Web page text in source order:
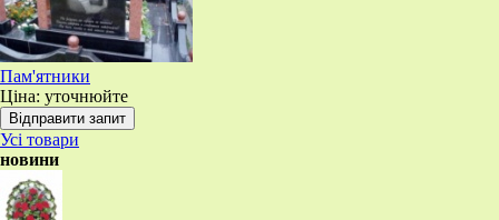
Пам'ятники
Ціна: уточнюйте
Усі товари
новини